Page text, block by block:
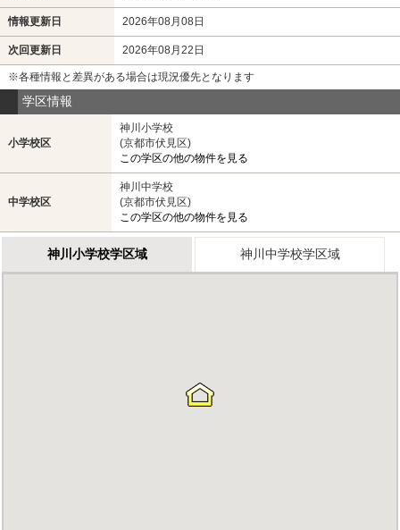
情報更新日 2026年08月08日
次回更新日 2026年08月22日
※各種情報と差異がある場合は現況優先となります
学区情報
小学校区
神川小学校
(京都市伏見区)
この学区の他の物件を見る
中学校区
神川中学校
(京都市伏見区)
この学区の他の物件を見る
神川小学校学区域 神川中学校学区域